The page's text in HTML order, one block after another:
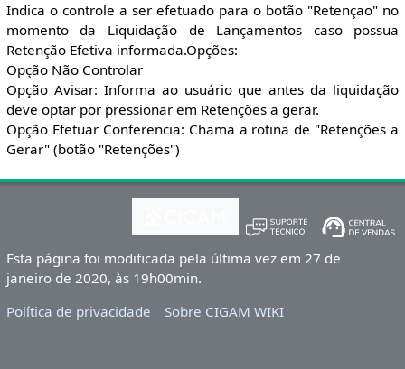
Indica o controle a ser efetuado para o botão "Retençao" no
momento da Liquidação de Lançamentos caso possua
Retenção Efetiva informada.Opções:
Opção Não Controlar
Opção Avisar: Informa ao usuário que antes da liquidação
deve optar por pressionar em Retenções a gerar.
Opção Efetuar Conferencia: Chama a rotina de "Retenções a
Gerar" (botão "Retenções")
Esta página foi modificada pela última vez em 27 de
janeiro de 2020, às 19h00min.
Política de privacidade
Sobre CIGAM WIKI